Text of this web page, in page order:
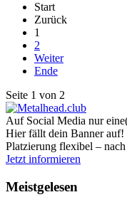
Start
Zurück
1
2
Weiter
Ende
Seite 1 von 2
Auf Social Media nur
Hier fällt dein Banner auf!
Platzierung flexibel –
Jetzt informieren
Meistgelesen